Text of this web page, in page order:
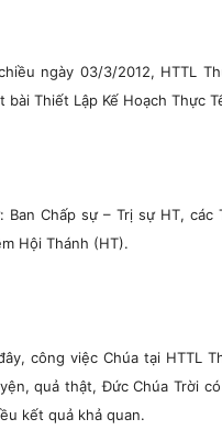
ngày 03/3/2012, HTTL
bài Thiết Lập Kế Hoạch Thực
Ban Chấp sự – Trị sự HT,
Hội Thánh (HT).
công việc Chúa tại HTTL
quả thật, Đức Chúa Trời
kết quả khả quan.